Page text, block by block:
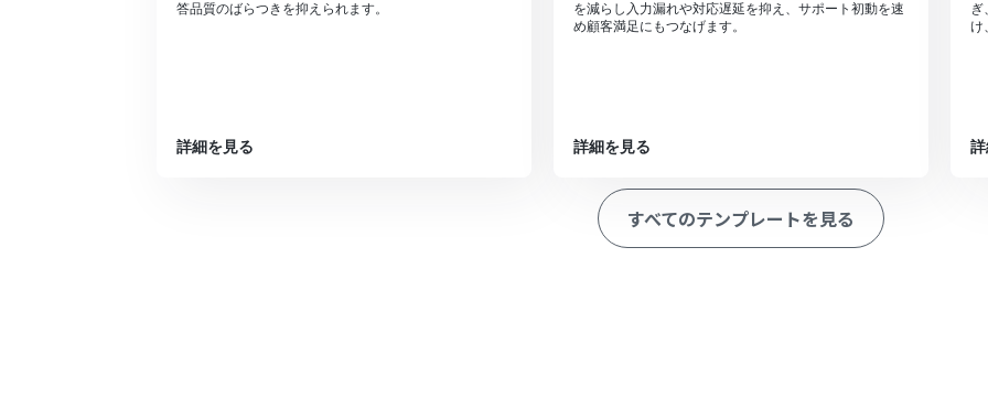
答品質のばらつきを抑えられます。
詳細を見る
を減らし入力漏れや対応遅延を抑え、サポート初動を速
め顧客満足にもつなげます。
詳細を見る
け
すべてのテンプレートを見る